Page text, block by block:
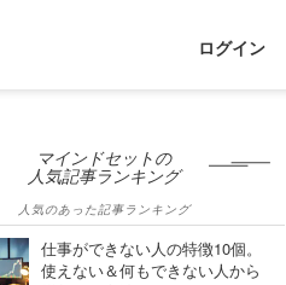
ログイン
マインドセットの
人気記事ランキング
人気のあった記事ランキング
仕事ができない人の特徴10個。
使えない＆何もできない人から